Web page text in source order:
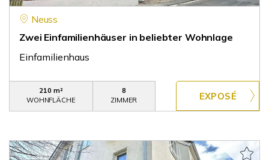
Neuss
Zwei Einfamilienhäuser in beliebter Wohnlage
Einfamilienhaus
210 m²
WOHNFLÄCHE
8
ZIMMER